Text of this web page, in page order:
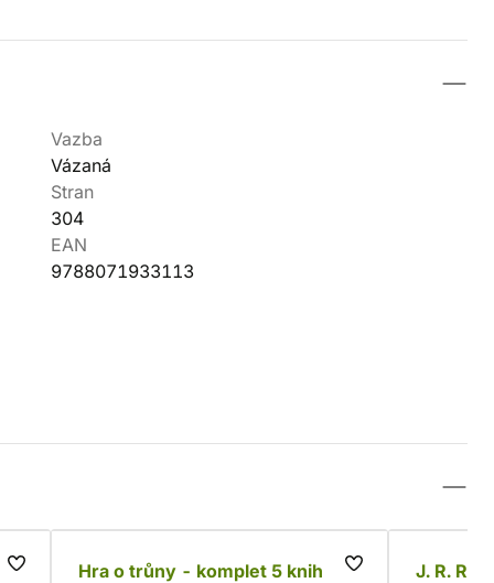
Vazba
Vázaná
Stran
304
EAN
9788071933113
Hra o trůny - komplet 5 knih
J. R. R.